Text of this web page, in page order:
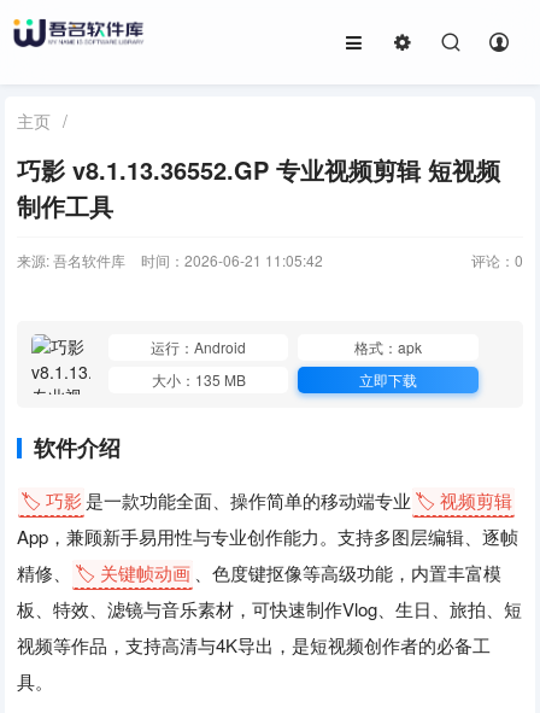
主页 /
巧影 v8.1.13.36552.GP 专业视频剪辑 短视频
制作工具
来源: 吾名软件库 时间：2026-06-21 11:05:42 评论： 0
运行：Android
格式：apk
大小：135 MB
立即下载
软件介绍
🏷️ 巧影是一款功能全面、操作简单的移动端专业 🏷️ 视频剪辑
App，兼顾新手易用性与专业创作能力。支持多图层编辑、逐帧
精修、
🏷️ 关键帧动画
、色度键抠像等高级功能，内置丰富模
板、特效、滤镜与音乐素材，可快速制作Vlog、生日、旅拍、短
视频等作品，支持高清与4K导出，是短视频创作者的必备工
具。